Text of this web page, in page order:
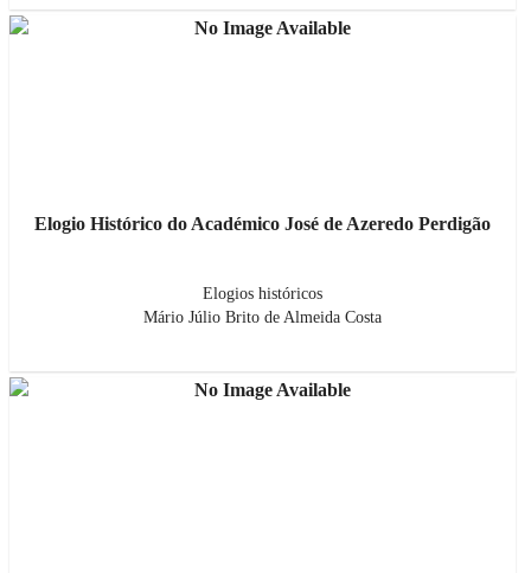
Elogio Histórico do Académico José de Azeredo Perdigão
Elogios históricos
Mário Júlio Brito de Almeida Costa